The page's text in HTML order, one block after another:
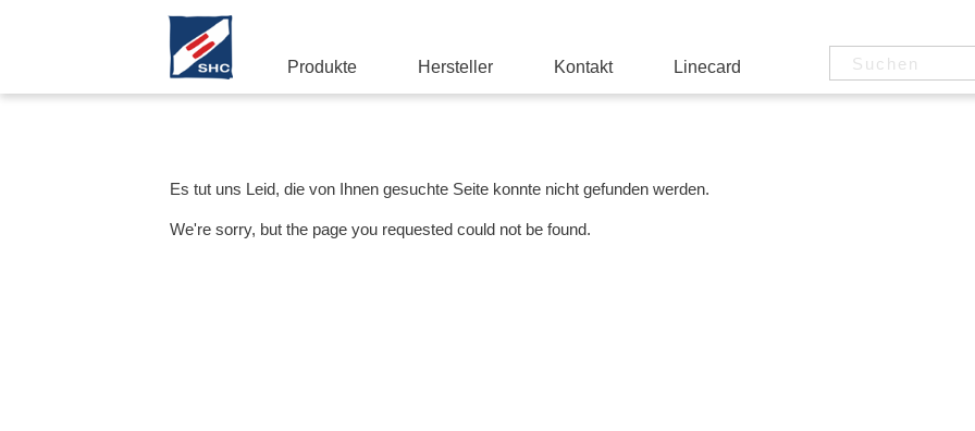
Produkte Hersteller Kontakt Linecard
Es tut uns Leid, die von Ihnen gesuchte Seite konnte nicht gefunden werden.
We're sorry, but the page you requested could not be found.